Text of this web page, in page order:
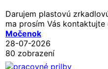
Darujem plastovú
ma prosím Vás kontaktujte
Močenok
28-07-2026
80 zobrazení